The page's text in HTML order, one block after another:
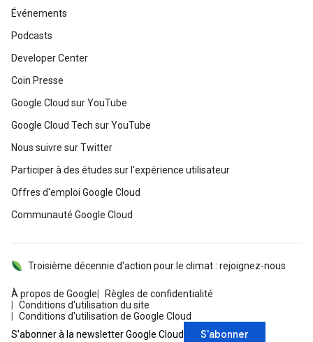
Événements
Podcasts
Developer Center
Coin Presse
Google Cloud sur YouTube
Google Cloud Tech sur YouTube
Nous suivre sur Twitter
Participer à des études sur l'expérience utilisateur
Offres d'emploi Google Cloud
Communauté Google Cloud
À propos de Google
Règles de confidentialité
Conditions d'utilisation du site
Conditions d'utilisation de Google Cloud
Troisième décennie d'action pour le climat : rejoignez-nous
S'abonner à la newsletter Google Cloud S'abonner